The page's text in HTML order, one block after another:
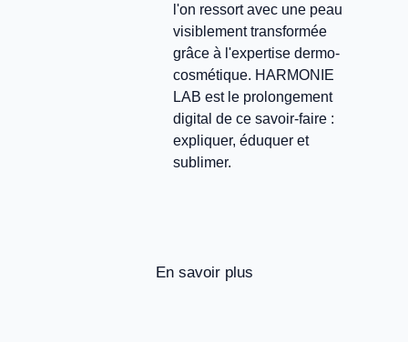
l'on ressort avec une peau
visiblement transformée
grâce à l'expertise dermo-
cosmétique. HARMONIE
LAB est le prolongement
digital de ce savoir-faire :
expliquer, éduquer et
sublimer.
En savoir plus